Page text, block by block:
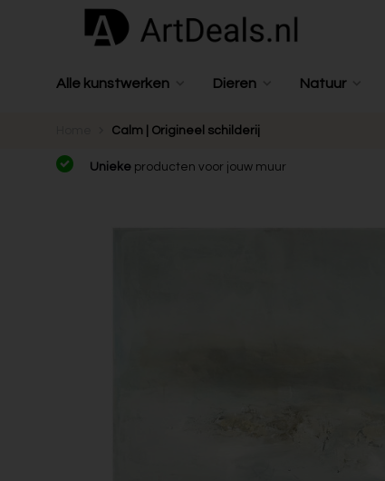
Alle kunstwerken Dieren Natuur
Calm | Origineel schilderij
Unieke producten voor jouw muur